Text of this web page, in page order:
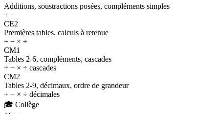
Additions, soustractions posées, compléments simples
+ −
CE2
Premières tables, calculs à retenue
+ − × ÷
CM1
Tables 2-6, compléments, cascades
+ − × ÷ cascades
CM2
Tables 2-9, décimaux, ordre de grandeur
+ − × ÷ décimales
🎓 Collège